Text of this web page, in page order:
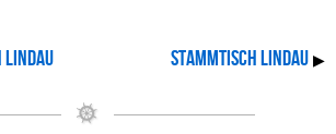
Stammtisch Lindau ▶